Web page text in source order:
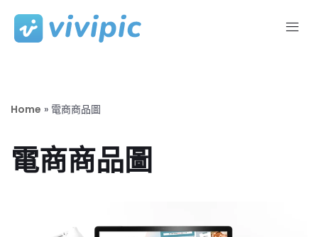
Skip
Home » 電商商品圖
電商商品圖